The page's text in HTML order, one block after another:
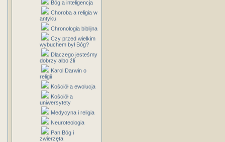
Bóg a inteligencja
Choroba a religia w
antyku
Chronologia biblijna
Czy przed wielkim
wybuchem był Bóg?
Dlaczego jesteśmy
dobrzy albo źli
Karol Darwin o
religii
Kościół a ewolucja
Kościół a
uniwersytety
Medycyna i religia
Neuroteologia
Pan Bóg i
zwierzęta